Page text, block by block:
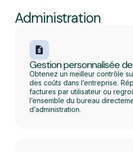
Administration
Gestion personnalisée
Obtenez un meilleur contrôle
des coûts dans l’entreprise.
factures par utilisateur ou
l’ensemble du bureau
d’administration.